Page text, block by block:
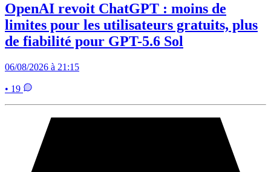
OpenAI revoit ChatGPT : moins de
limites pour les utilisateurs gratuits, plus
de fiabilité pour GPT-5.6 Sol
06/08/2026 à 21:15
• 19